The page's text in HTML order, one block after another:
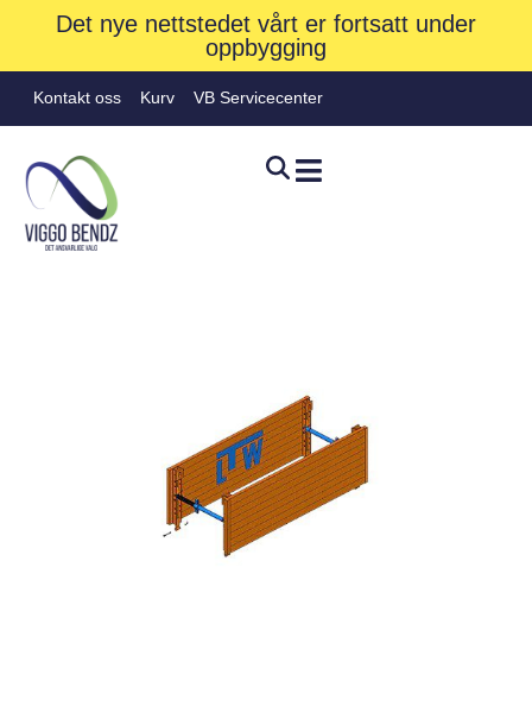
Det nye nettstedet vårt er fortsatt under
oppbygging
Kontakt oss Kurv VB Servicecenter